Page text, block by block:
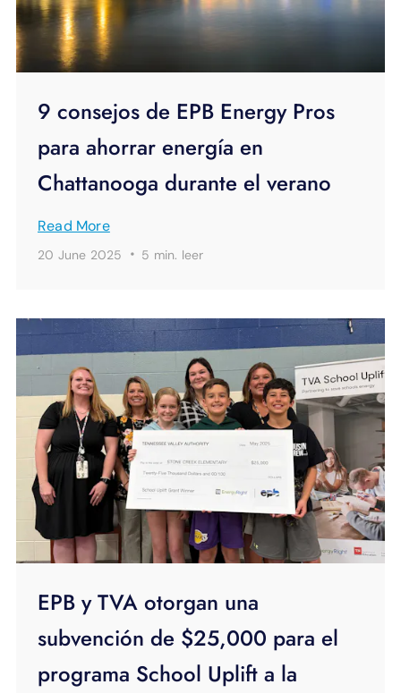
9 consejos de EPB Energy Pros
para ahorrar energía en
Chattanooga durante el verano
Read More
20 June 2025 · 5 min. leer
EPB y TVA otorgan una
subvención de $25,000 para el
programa School Uplift a la